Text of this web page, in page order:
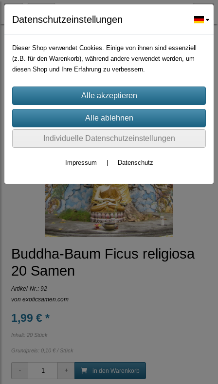
Bäume Sträucher Nadelbäume, Palmen
Buddha-Baum Ficus religiosa
20 Samen
Artikel-Nr.: 92
von exoticsamen.com
1,99 € *
Inhalt: 20 Stück
Grundpreis: 0,10 € / Stück
in den Warenkorb
Datenschutzeinstellungen
Dieser Shop verwendet Cookies. Einige von ihnen sind essenziell
(z.B. für den Warenkorb), während andere verwendet werden, um
diesen Shop und Ihre Erfahrung zu verbessern.
Individuelle Datenschutzeinstellungen
Impressum Datenschutz